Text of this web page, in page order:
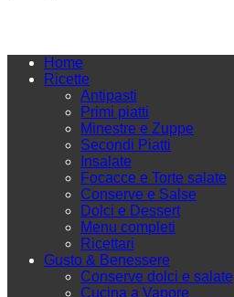
Home
Ricette
Antipasti
Primi piatti
Minestre e Zuppe
Secondi Piatti
Insalate
Focacce e Torte salate
Conserve e Salse
Dolci e Dessert
Menu completi
Ricettari
Gusto & Benessere
Conserve dolci e salate
Cucina a Vapore